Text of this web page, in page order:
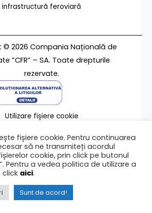
infrastructură feroviară
© 2026 Compania Națională de
”CFR” – SA. Toate drepturile
rezervate.
Utilizare fișiere cookie
Contact
a paginii 01/07/2016
fișiere cookie. Pentru continuarea
să ne transmiteți acordul
cookie, prin click pe butonul
Pentru a vedea politica de utilizare a
click aici.
Sunt de acord!